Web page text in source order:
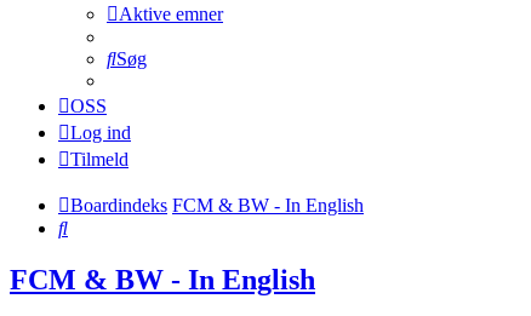
Aktive emner
Søg
OSS
Log ind
Tilmeld
Boardindeks FCM & BW - In English
Søg
FCM & BW - In English